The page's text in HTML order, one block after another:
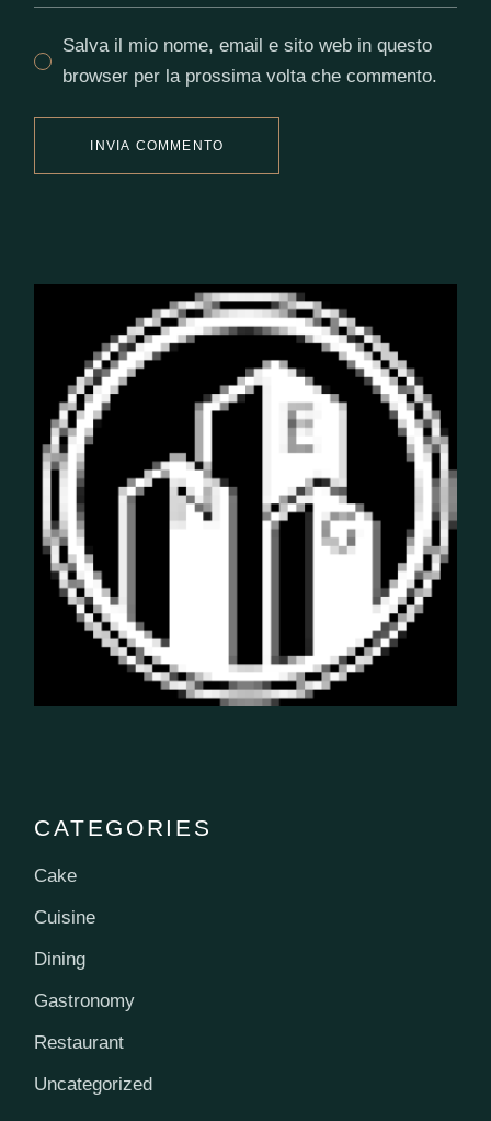
Salva il mio nome, email e sito web in questo
browser per la prossima volta che commento.
INVIA COMMENTO
CATEGORIES
Cake
Cuisine
Dining
Gastronomy
Restaurant
Uncategorized